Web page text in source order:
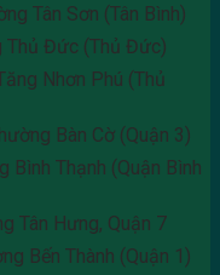
Tân Sơn (Tân Bình)
Thủ Đức (Thủ Đức)
Nhơn Phú (Thủ
Bàn Cờ (Quận 3)
Bình Thạnh (Quận Bình
Tân Hưng, Quận 7
Bến Thành (Quận 1)